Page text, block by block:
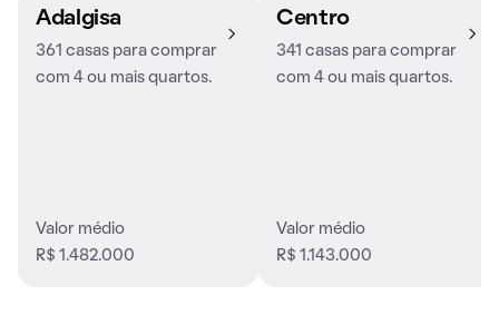
Adalgisa
361 casas para comprar
com 4 ou mais quartos.
Valor médio
R$ 1.482.000
Centro
341 casas para comprar
com 4 ou mais quartos.
Valor médio
R$ 1.143.000